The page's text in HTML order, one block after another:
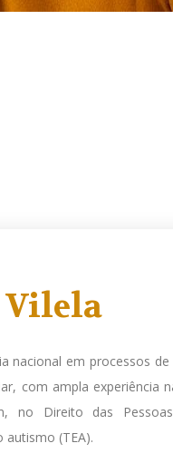
Vilela
nacional em processos
com ampla experiência
no Direito das
autismo (TEA).